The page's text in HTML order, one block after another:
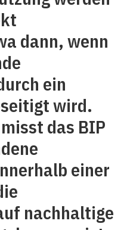
dann, wenn
ein
wird.
das BIP
einer
nachhaltige